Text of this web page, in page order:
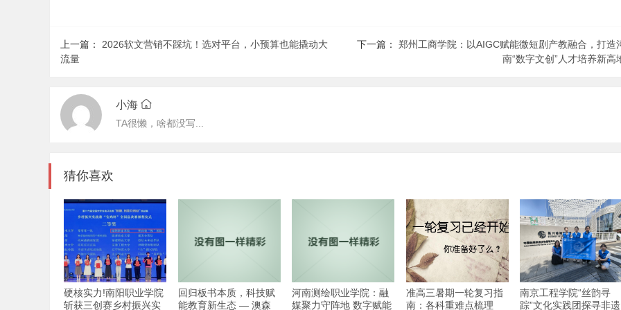
上一篇： 2026软文营销不踩坑！选对平台，小预算也能撬动大
流量
下一篇： 郑州工商学院：以AIGC赋能微短剧产教融合，打造
南“数字文创”人才培养新高
小海
TA很懒，啥都没写...
猜你喜欢
硬核实力!南阳职业学院
斩获三创赛乡村振兴实
回归板书本质，科技赋
能教育新生态 — 澳森
河南测绘职业学院：融
媒聚力守阵地 数字赋能
准高三暑期一轮复习指
南：各科重难点梳理
南京工程学院“丝韵寻
踪”文化实践团探寻非遗